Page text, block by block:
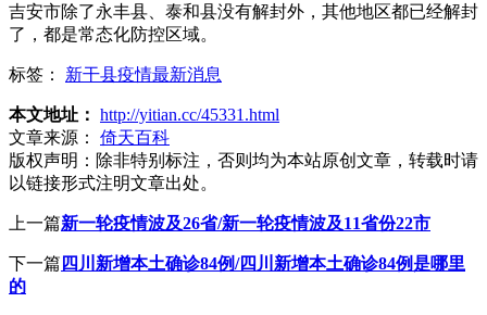
吉安市除了永丰县、泰和县没有解封外，其他地区都已经解封
了，都是常态化防控区域。
标签： 新干县疫情最新消息
本文地址： http://yitian.cc/45331.html
文章来源：
倚天百科
版权声明： 除非特别标注，否则均为本站原创文章，转载时请
以链接形式注明文章出处。
上一篇新一轮疫情波及26省/新一轮疫情波及11省份22市
下一篇 四川新增本土确诊84例/四川新增本土确诊84例是哪里
的